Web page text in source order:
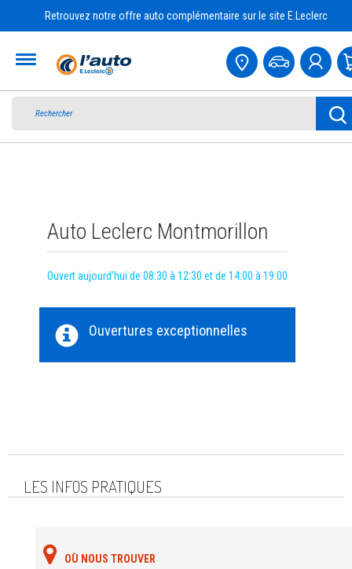
Retrouvez notre offre auto complémentaire sur le site E.Leclerc
Auto Leclerc Montmorillon
Ouvert aujourd'hui de 08:30 à 12:30 et de 14:00 à 19:00
Ouvertures exceptionnelles
LES INFOS PRATIQUES
OÙ NOUS TROUVER